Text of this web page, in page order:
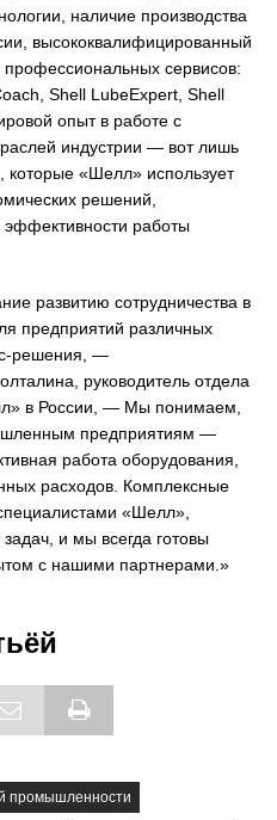
наличие производства
высококвалифицированный
сервисов:
Shell LubeExpert, Shell
опыт в работе с
индустрии — вот лишь
которые «Шелл» использует
решений,
работы
развитию сотрудничества в
предприятий различных
решения, —
руководитель отдела
в России, — Мы понимаем,
предприятиям —
работа оборудования,
расходов. Комплексные
«Шелл»,
и мы всегда готовы
с нашими партнерами.»
промышленности